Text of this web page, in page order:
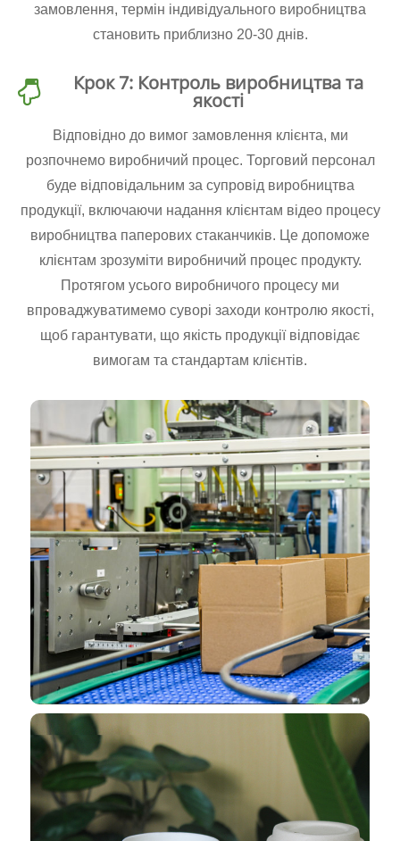
замовлення, термін індивідуального виробництва
становить приблизно 20-30 днів.
Крок 7: Контроль виробництва та
якості
Відповідно до вимог замовлення клієнта, ми
розпочнемо виробничий процес. Торговий персонал
буде відповідальним за супровід виробництва
продукції, включаючи надання клієнтам відео процесу
виробництва паперових стаканчиків. Це допоможе
клієнтам зрозуміти виробничий процес продукту.
Протягом усього виробничого процесу ми
впроваджуватимемо суворі заходи контролю якості,
щоб гарантувати, що якість продукції відповідає
вимогам та стандартам клієнтів.